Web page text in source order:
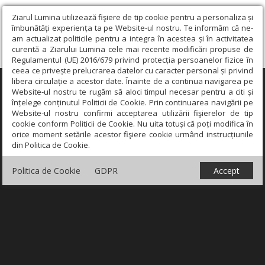
Ziarul Lumina utilizează fişiere de tip cookie pentru a personaliza și
îmbunătăți experiența ta pe Website-ul nostru. Te informăm că ne-
am actualizat politicile pentru a integra în acestea și în activitatea
curentă a Ziarului Lumina cele mai recente modificări propuse de
Regulamentul (UE) 2016/679 privind protecția persoanelor fizice în
ceea ce privește prelucrarea datelor cu caracter personal și privind
libera circulație a acestor date. Înainte de a continua navigarea pe
Website-ul nostru te rugăm să aloci timpul necesar pentru a citi și
înțelege conținutul Politicii de Cookie. Prin continuarea navigării pe
Website-ul nostru confirmi acceptarea utilizării fişierelor de tip
cookie conform Politicii de Cookie. Nu uita totuși că poți modifica în
orice moment setările acestor fişiere cookie urmând instrucțiunile
din Politica de Cookie.
Politica de Cookie GDPR Accept
×